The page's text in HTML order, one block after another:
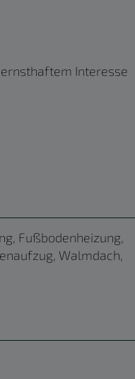
Interesse
Fußbodenheizung
Walmdach